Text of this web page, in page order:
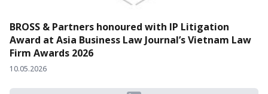
BROSS & Partners honoured with IP Litigation
Award at Asia Business Law Journal’s Vietnam Law
Firm Awards 2026
10.05.2026